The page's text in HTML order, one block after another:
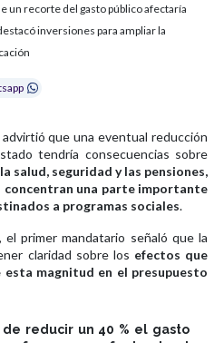
un recorte del gasto público afectaría
inversiones para ampliar la
que una eventual reducción
tendría consecuencias sobre
salud, seguridad y las pensiones,
concentran una parte importante
a programas sociales.
primer mandatario señaló que la
claridad sobre los efectos que
magnitud en el presupuesto
de reducir un 40 % el gasto